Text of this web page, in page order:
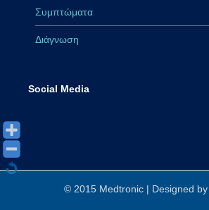
Συμπτώματα
Διάγνωση
Social Media
© 2015 Medtronic | Designed by